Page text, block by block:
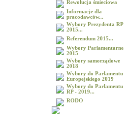
Rewolucja śmieciowa
Informacje dla
pracodawców...
Wybory Prezydenta RP
2015...
Referendum 2015...
Wybory Parlamentarne
2015
Wybory samorządowe
2018
Wybory do Parlamentu
Europejskiego 2019
Wybory do Parlamentu
RP - 2019...
RODO